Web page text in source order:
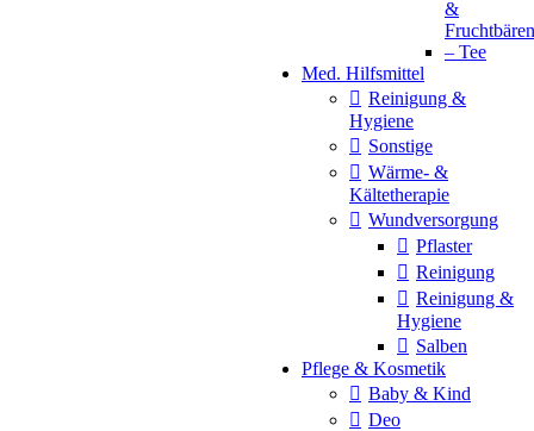
&
Fruchtbären
– Tee
Med. Hilfsmittel
Reinigung &
Hygiene
Sonstige
Wärme- &
Kältetherapie
Wundversorgung
Pflaster
Reinigung
Reinigung &
Hygiene
Salben
Pflege & Kosmetik
Baby & Kind
Deo